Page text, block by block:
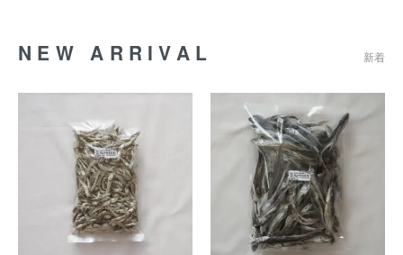
NEW ARRIVAL 新着